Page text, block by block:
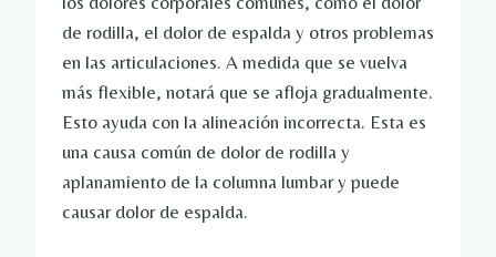
de rodilla, el dolor de espalda y otros problemas
en las articulaciones. A medida que se vuelva
más flexible, notará que se afloja gradualmente.
Esto ayuda con la alineación incorrecta. Esta es
una causa común de dolor de rodilla y
aplanamiento de la columna lumbar y puede
causar dolor de espalda.